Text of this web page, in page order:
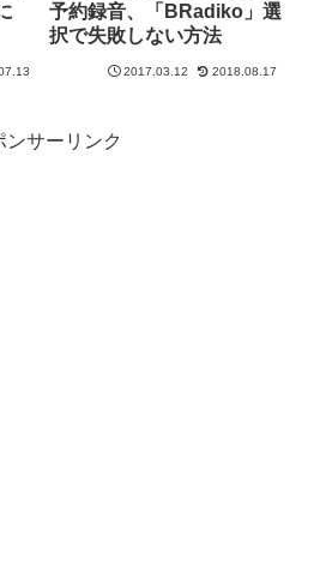
イ
予約録音、「BRadiko」選
択で失敗しない方法
2017.03.12 2018.08.17
ンサーリンク